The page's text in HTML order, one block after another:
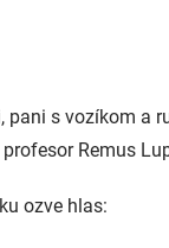
pani s vozíkom a
Remus
ozve hlas: